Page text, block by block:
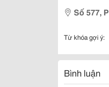
Số 577,
Từ khóa gợi ý:
Bình luận